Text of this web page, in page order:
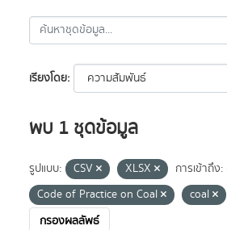
เรียงโดย
พบ 1 ชุดข้อมูล
รูปแบบ: CSV XLSX การเข้าถึง:
Code of Practice on Coal
coal
กรองผลลัพธ์